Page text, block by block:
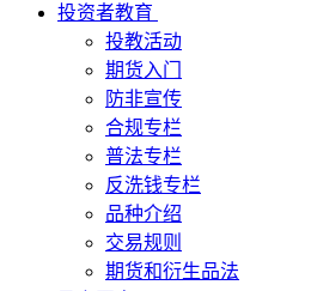
投资者教育
投教活动
期货入门
防非宣传
合规专栏
普法专栏
反洗钱专栏
品种介绍
交易规则
期货和衍生品法